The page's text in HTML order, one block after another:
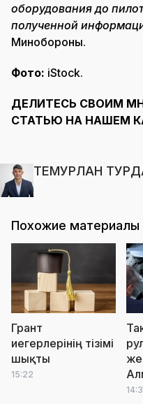
оборудования до
полученной
Минобороны.
Фото: iStock.
ДЕЛИТЕСЬ СВОИМ
СТАТЬЮ НА НАШЕМ
ТЕМУРЛАН
Похожие материалы
Грант
иегерлерінің тізімі
шықты
15:22